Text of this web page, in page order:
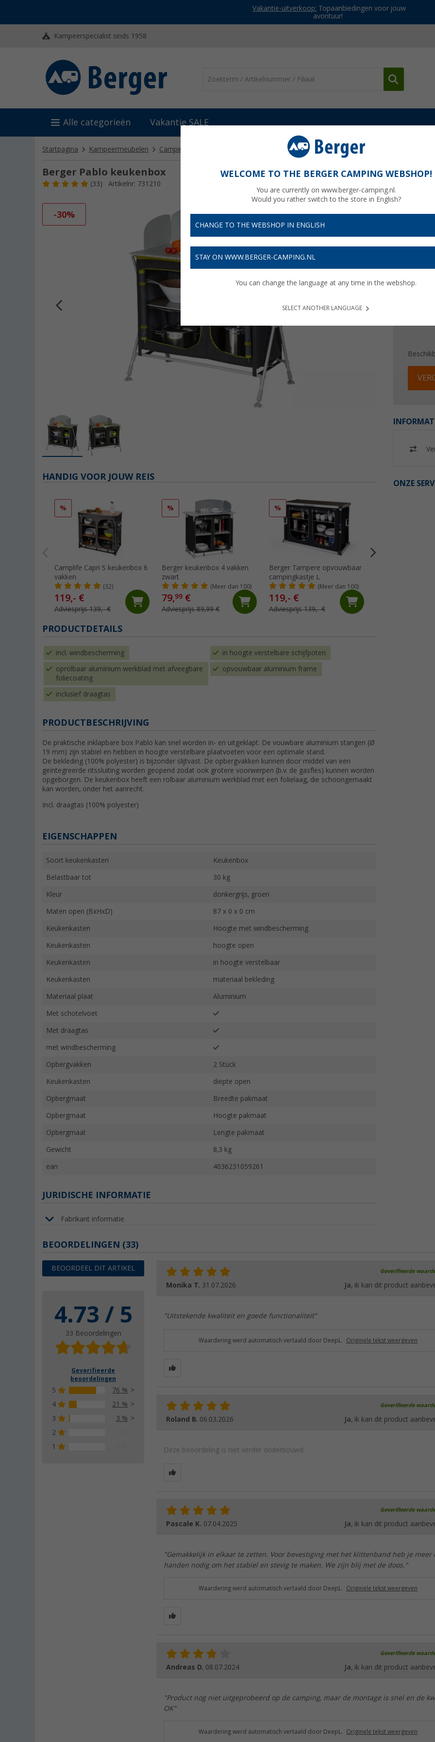
Vakantie-uitverkoop: Topaanbiedingen voor jouw
avontuur!
Kampeerspecialist sinds 1958
Alle categorieën Vakantie SALE
Startpagina Kampeermeubelen Campingkeukens Berger Pablo keukenbox
Berger Pablo keukenbox
(33) Artikelnr: 731210
-30%
€
Prijzen
ONZE
HANDIG VOOR JOUW REIS
%
Camplife Capri S keukenbox 6
vakken
(32)
119,- €
Adviesprijs 139,- €
%
Berger keukenbox 4 vakken
zwart
(Meer dan 100)
79,99 €
Adviesprijs 89,99 €
%
Berger Tampere opvouwbaar
campingkastje L
(Meer dan 100)
119,- €
Adviesprijs 139,- €
PRODUCTDETAILS
incl. windbescherming in hoogte verstelbare schijfpoten
oprolbaar aluminium werkblad met afveegbare
foliecoating
opvouwbaar aluminium frame
inclusief draagtas
PRODUCTBESCHRIJVING
De praktische inklapbare box Pablo kan snel worden in- en uitgeklapt. De vouwbare aluminium stangen (Ø
19 mm) zijn stabiel en hebben in hoogte verstelbare plaatvoeten voor een optimale stand.
De bekleding (100% polyester) is bijzonder slijtvast. De opbergvakken kunnen door middel van een
geïntegreerde ritssluiting worden geopend zodat ook grotere voorwerpen (b.v. de gasfles) kunnen worden
opgeborgen. De keukenbox heeft een rolbaar aluminium werkblad met een folielaag, die schoongemaakt
kan worden, onder het aanrecht.
Incl. draagtas (100% polyester)
EIGENSCHAPPEN
Soort keukenkasten Keukenbox
Belastbaar tot 30 kg
Kleur donkergrijs, groen
Maten open (BxHxD) 87 x 0 x 0 cm
Keukenkasten Hoogte met windbescherming
Keukenkasten hoogte open
Keukenkasten in hoogte verstelbaar
Keukenkasten materiaal bekleding
Materiaal plaat Aluminium
Met schotelvoet
Met draagtas
met windbescherming
Opbergvakken 2 Stück
Keukenkasten diepte open
Opbergmaat Breedte pakmaat
Opbergmaat Hoogte pakmaat
Opbergmaat Lengte pakmaat
Gewicht 8,3 kg
ean 4036231059261
JURIDISCHE INFORMATIE
Fabrikant informatie
BEOORDELINGEN (33)
BEOORDEEL DIT ARTIKEL
4.73 / 5
33 Beoordelingen
Geverifieerde
beoordelingen
5
76 %
4
21 %
3
3 %
2
1
Geverifieerde
Monika T. 31.07.2026 Ja, ik kan dit product
"Uitstekende kwaliteit en goede functionaliteit"
Waardering werd automatisch vertaald door DeepL. Originele tekst weergeven
Geverifieerde
Roland B. 06.03.2026 Ja, ik kan dit product
Deze beoordeling is niet verder onderbouwd.
Geverifieerde
Pascale K. 07.04.2025 Ja, ik kan dit product
"Gemakkelijk in elkaar te zetten. Voor bevestiging met het klittenband heb je meer
handen nodig om het stabiel en stevig te maken. We zijn blij met de doos."
Waardering werd automatisch vertaald door DeepL. Originele tekst weergeven
Geverifieerde
Andreas D. 08.07.2024 Ja, ik kan dit product
"Product nog niet uitgeprobeerd op de camping, maar de montage is snel en de
OK"
Waardering werd automatisch vertaald door DeepL. Originele tekst weergeven
WELCOME TO THE BERGER CAMPING WEBSHOP!
You are currently on www.berger-camping.nl.
Would you rather switch to the store in English?
CHANGE TO THE WEBSHOP IN ENGLISH
STAY ON WWW.BERGER-CAMPING.NL
You can change the language at any time in the webshop.
SELECT ANOTHER LANGUAGE